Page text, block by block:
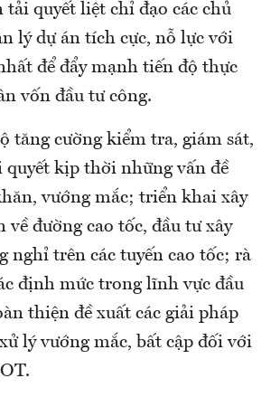
tải quyết liệt chỉ đạo các chủ
lý dự án tích cực, nỗ lực với
để đẩy mạnh tiến độ thực
vốn đầu tư công.
tăng cường kiểm tra, giám sát,
quyết kịp thời những vấn đề
vướng mắc; triển khai xây
về đường cao tốc, đầu tư xây
nghỉ trên các tuyến cao tốc; rà
định mức trong lĩnh vực đầu
thiện đề xuất các giải pháp
lý vướng mắc, bất cập đối với